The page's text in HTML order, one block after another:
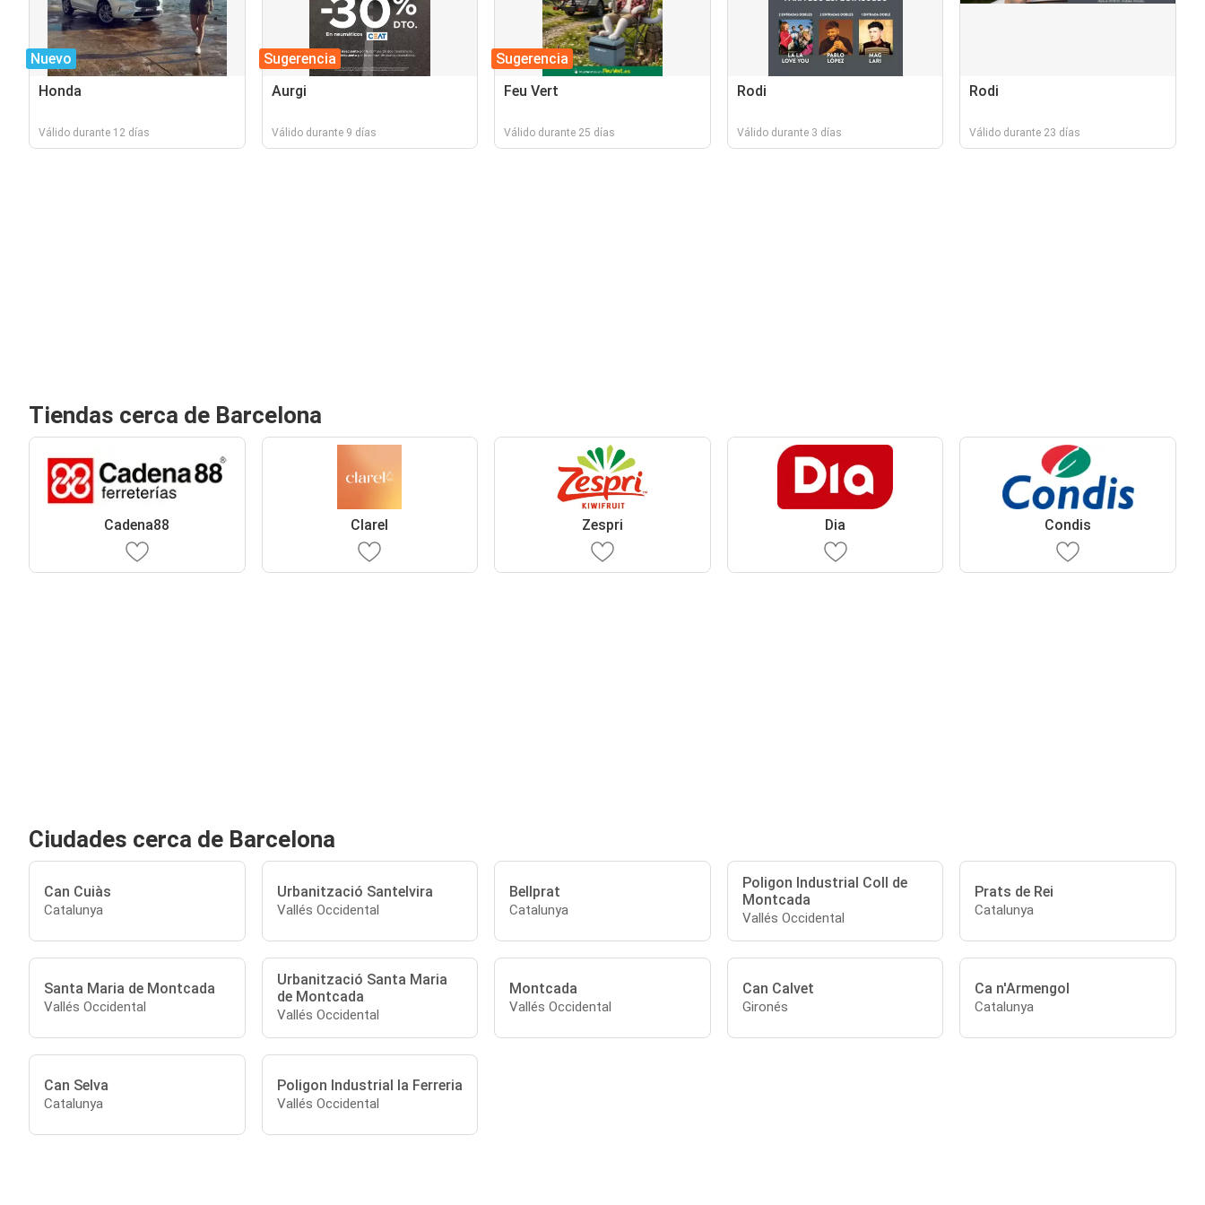
Nuevo
Honda
Válido durante 12 días
Sugerencia
Aurgi
Válido durante 9 días
Sugerencia
Feu Vert
Válido durante 25 días
Rodi
Válido durante 3 días
Rodi
Válido durante 23 días
Tiendas cerca de Barcelona
Cadena88 Clarel Zespri Dia Condis
Ciudades cerca de Barcelona
Can Cuiàs
Catalunya
Urbanització Santelvira
Vallés Occidental
Bellprat
Catalunya
Poligon Industrial Coll de
Montcada
Vallés Occidental
Prats de Rei
Catalunya
Santa Maria de Montcada
Vallés Occidental
Urbanització Santa Maria
de Montcada
Vallés Occidental
Montcada
Vallés Occidental
Can Calvet
Gironés
Ca n'Armengol
Catalunya
Can Selva
Catalunya
Poligon Industrial la Ferreria
Vallés Occidental